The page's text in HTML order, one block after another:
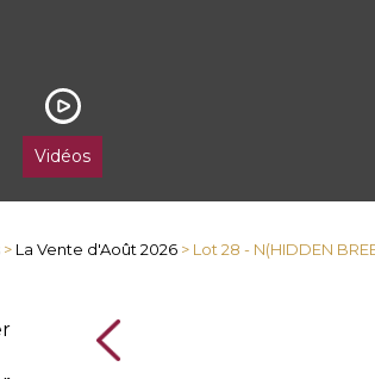
Vidéos
> La Vente d'Août 2026 > Lot 28 - N(HIDDEN